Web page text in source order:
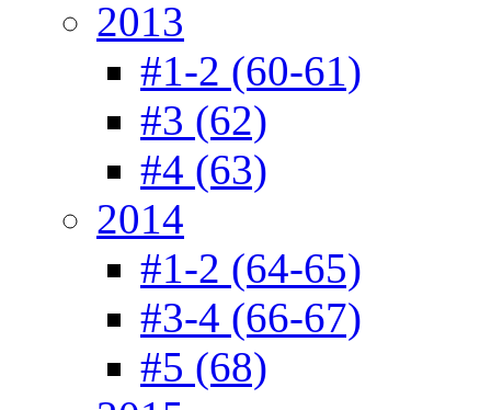
2013
#1-2 (60-61)
#3 (62)
#4 (63)
2014
#1-2 (64-65)
#3-4 (66-67)
#5 (68)